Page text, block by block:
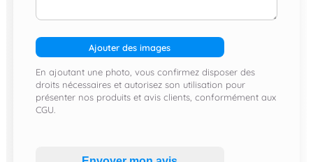
Ajouter des images
En ajoutant une photo, vous confirmez disposer des
droits nécessaires et autorisez son utilisation pour
présenter nos produits et avis clients, conformément aux
CGU.